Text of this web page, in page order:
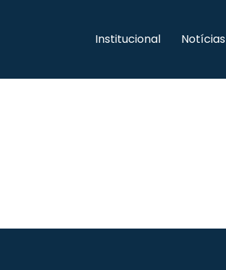
Institucional Notícias